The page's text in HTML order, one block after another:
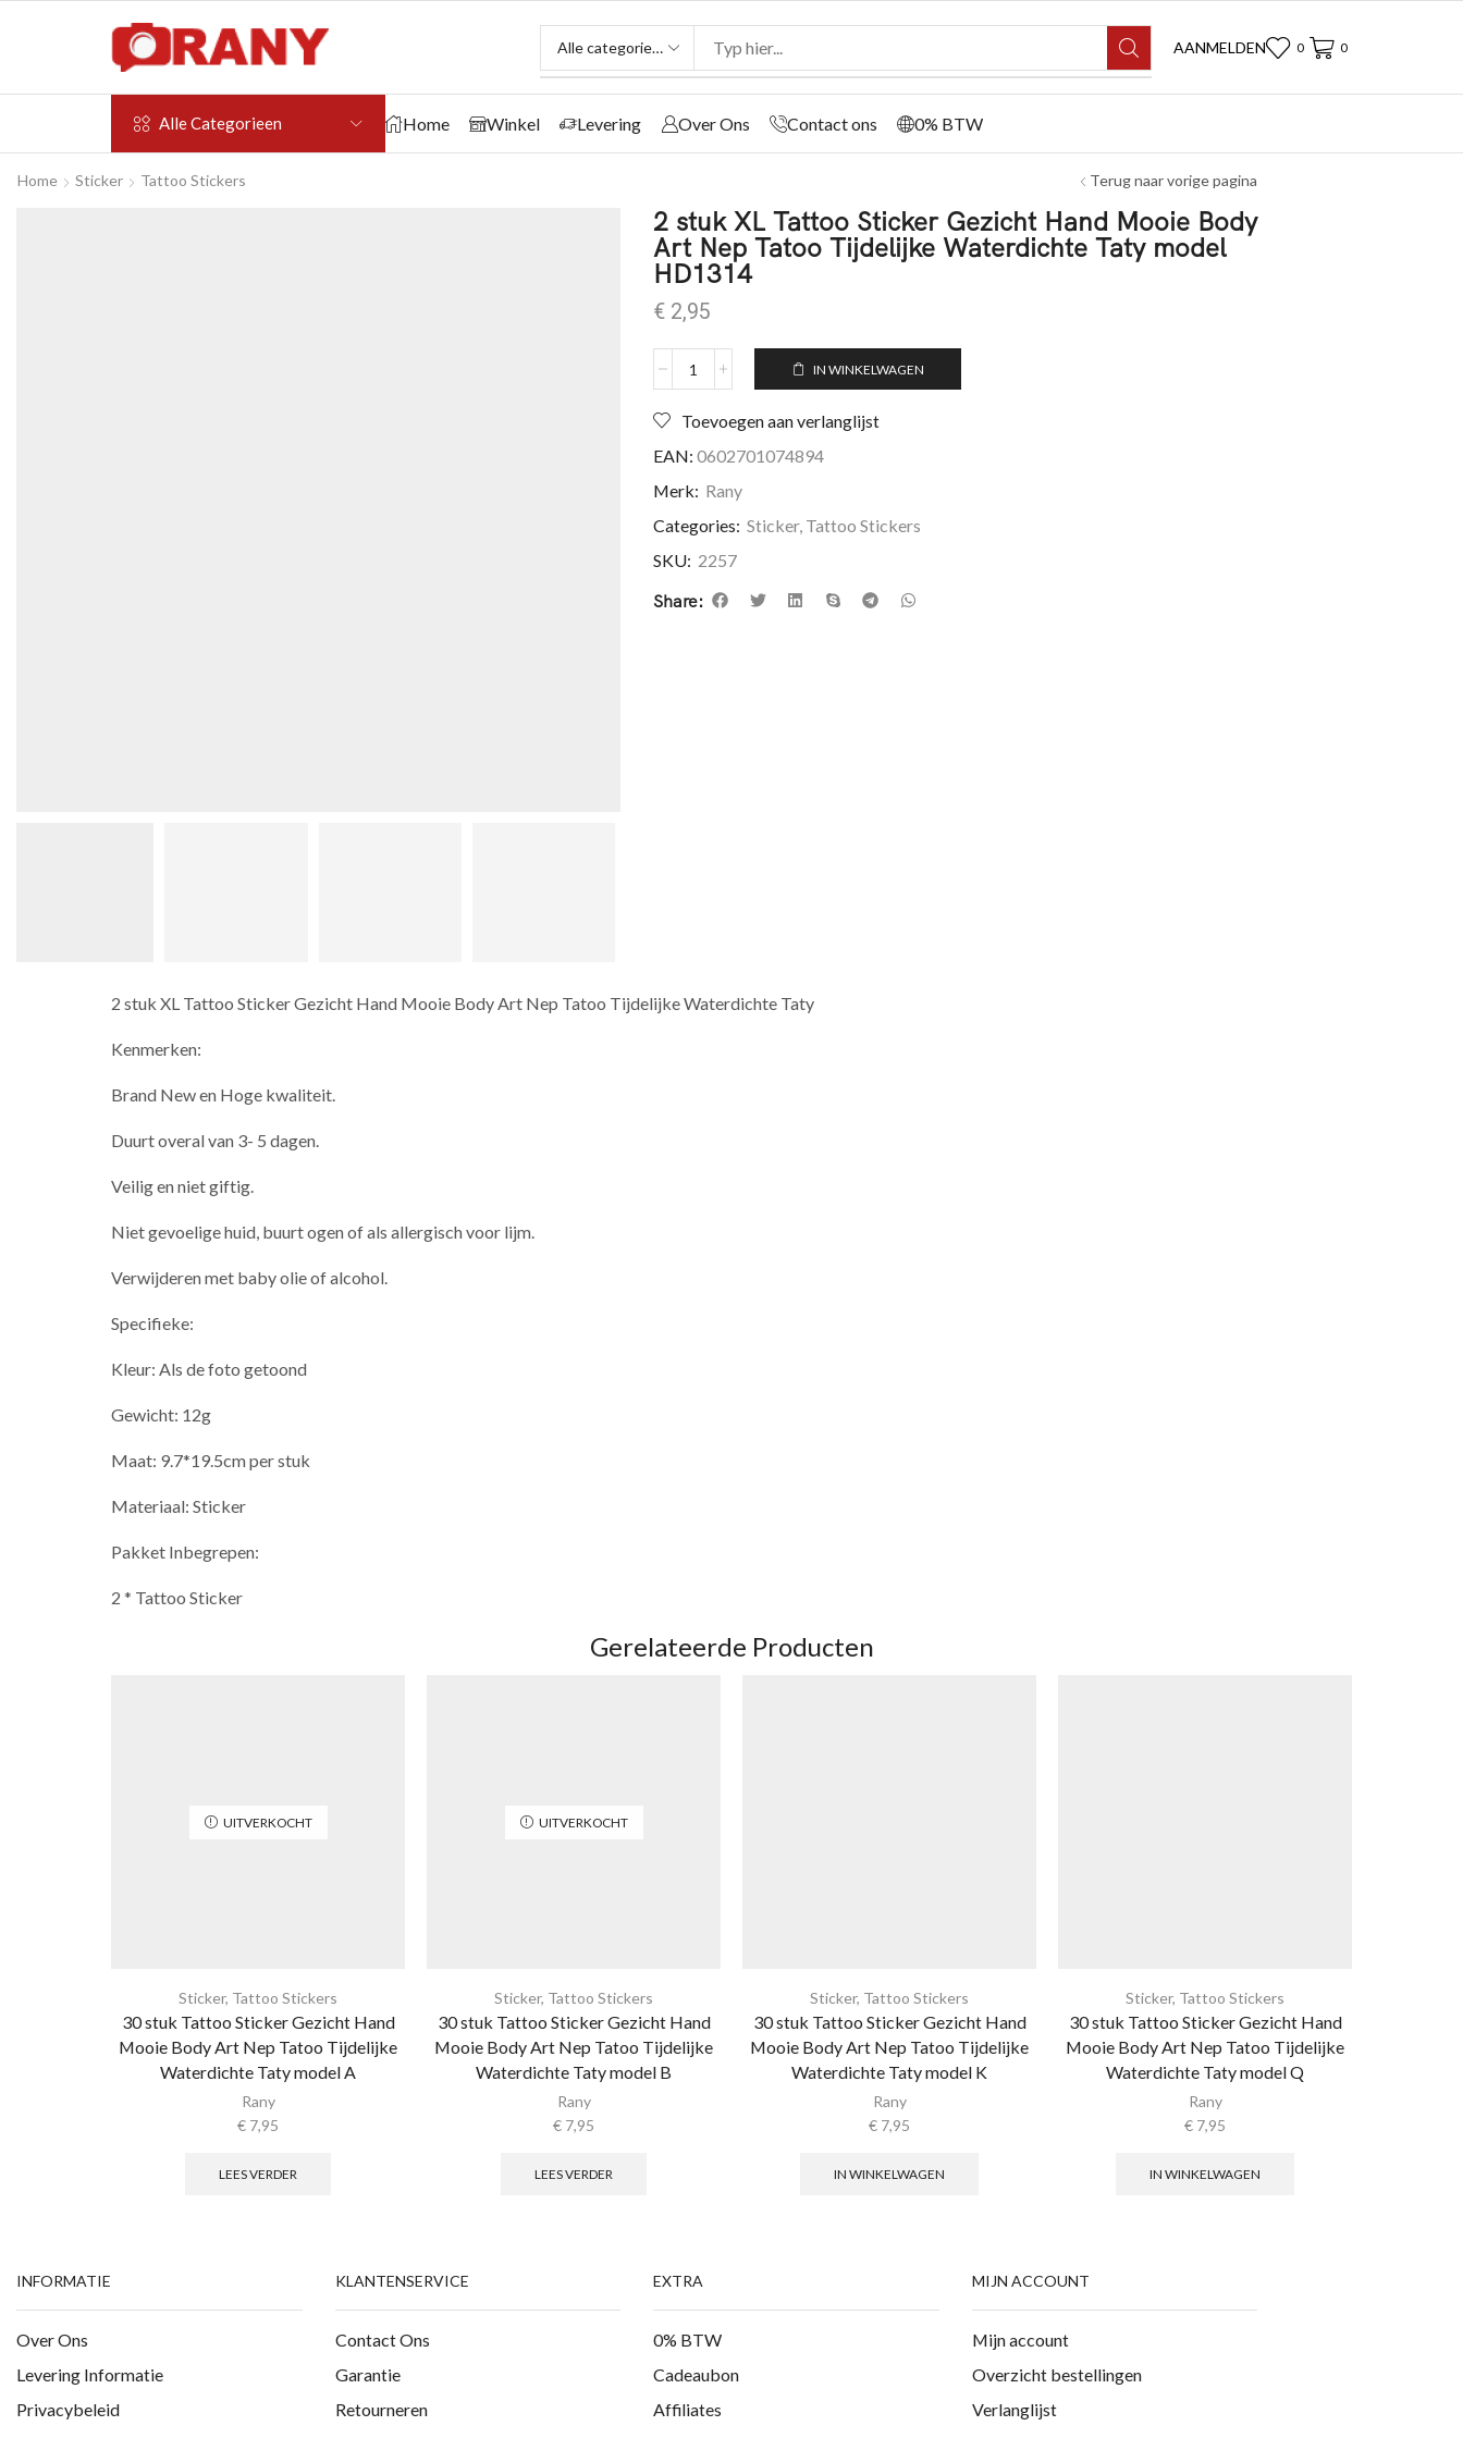
AANMELDEN 0 0
Alle Categorieen Home Winkel Levering Over Ons Contact ons 0% BTW
Home Sticker Tattoo Stickers Terug naar vorige pagina
2 stuk XL Tattoo Sticker Gezicht Hand Mooie Body
Art Nep Tatoo Tijdelijke Waterdichte Taty model
HD1314
€ 2,95
IN WINKELWAGEN
Toevoegen aan verlanglijst
EAN: 0602701074894
Merk: Rany
Categories: Sticker, Tattoo Stickers
SKU: 2257
Share:
2 stuk XL Tattoo Sticker Gezicht Hand Mooie Body Art Nep Tatoo Tijdelijke Waterdichte Taty
Kenmerken:
Brand New en Hoge kwaliteit.
Duurt overal van 3- 5 dagen.
Veilig en niet giftig.
Niet gevoelige huid, buurt ogen of als allergisch voor lijm.
Verwijderen met baby olie of alcohol.
Specifieke:
Kleur: Als de foto getoond
Gewicht: 12g
Maat: 9.7*19.5cm per stuk
Materiaal: Sticker
Pakket Inbegrepen:
2 * Tattoo Sticker
Gerelateerde Producten
UITVERKOCHT
Sticker, Tattoo Stickers
30 stuk Tattoo Sticker Gezicht Hand
Mooie Body Art Nep Tatoo Tijdelijke
Waterdichte Taty model A
Rany
€ 7,95
LEES VERDER
UITVERKOCHT
Sticker, Tattoo Stickers
30 stuk Tattoo Sticker Gezicht Hand
Mooie Body Art Nep Tatoo Tijdelijke
Waterdichte Taty model B
Rany
€ 7,95
LEES VERDER
Sticker, Tattoo Stickers
30 stuk Tattoo Sticker Gezicht Hand
Mooie Body Art Nep Tatoo Tijdelijke
Waterdichte Taty model K
Rany
€ 7,95
IN WINKELWAGEN
Sticker, Tattoo Stickers
30 stuk Tattoo Sticker Gezicht Hand
Mooie Body Art Nep Tatoo Tijdelijke
Waterdichte Taty model Q
Rany
€ 7,95
IN WINKELWAGEN
INFORMATIE
Over Ons
Levering Informatie
Privacybeleid
KLANTENSERVICE
Contact Ons
Garantie
Retourneren
EXTRA
0% BTW
Cadeaubon
Affiliates
MIJN ACCOUNT
Mijn account
Overzicht bestellingen
Verlanglijst